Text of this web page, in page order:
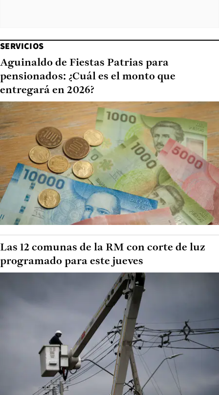
SERVICIOS
Aguinaldo de Fiestas Patrias para
pensionados: ¿Cuál es el monto que
entregará en 2026?
Las 12 comunas de la RM con corte de luz
programado para este jueves